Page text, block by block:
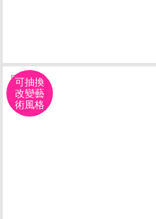
可抽換
改變藝
術風格